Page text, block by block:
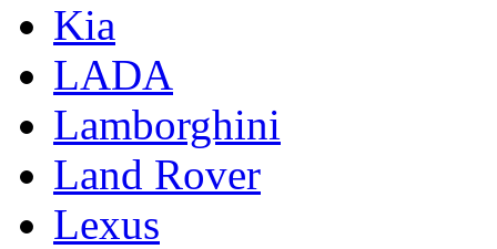
Kia
LADA
Lamborghini
Land Rover
Lexus